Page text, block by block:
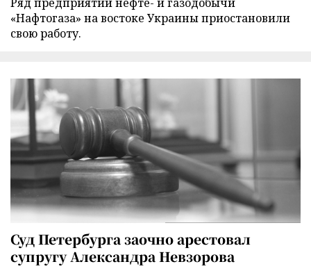
«Нафтогаза» на востоке Украины приостановили
свою работу.
Суд Петербурга заочно арестовал
супругу Александра Невзорова